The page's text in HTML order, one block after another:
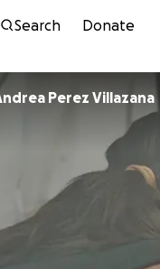
Search Donate
Perez Villazana